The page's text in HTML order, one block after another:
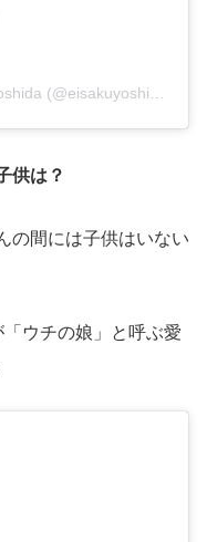
A post shared by 吉田栄作 Eisaku Yoshida (@eisakuyoshida_official)
供は？
の間には子供はいない
ウチの娘」と呼ぶ愛